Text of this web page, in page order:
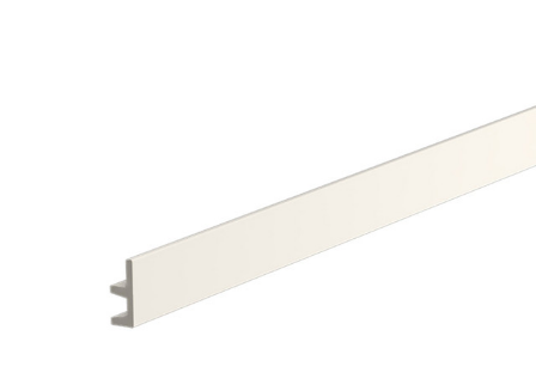
Disponibile, Spedito in 24/48 ore